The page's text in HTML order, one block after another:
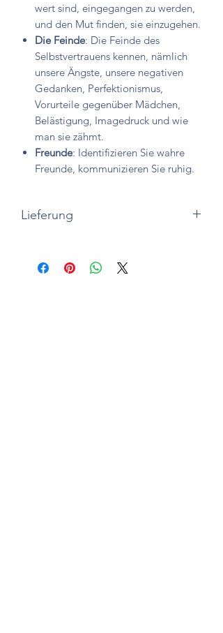
wert sind, eingegangen zu werden,
und den Mut finden, sie einzugehen.
Die Feinde: Die Feinde des
Selbstvertrauens kennen, nämlich
unsere Ängste, unsere negativen
Gedanken, Perfektionismus,
Vorurteile gegenüber Mädchen,
Belästigung, Imagedruck und wie
man sie zähmt.
Freunde: Identifizieren Sie wahre
Freunde, kommunizieren Sie ruhig.
Lieferung
Druck und Versand in Frankreich,